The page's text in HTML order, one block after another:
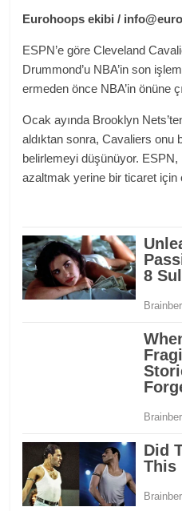
Eurohoops ekibi /
ESPN’e göre Cleveland
Drummond’u NBA’in son
ermeden önce NBA’in önüne
Ocak ayında Brooklyn
aldıktan sonra, Cavaliers onu
belirlemeyi düşünüyor. ESPN,
azaltmak yerine bir ticaret için